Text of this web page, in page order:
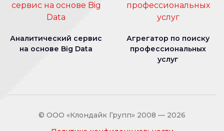
Аналитический сервис
на основе Big Data
Агрегатор по поиску
профессиональных
услуг
© ООО «Клондайк Групп» 2008 — 2026